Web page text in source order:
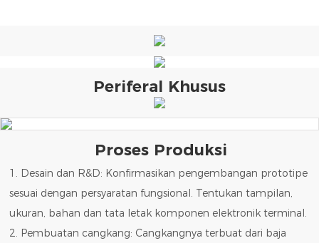
Periferal Khusus
Proses Produksi
1. Desain dan R&D: Konfirmasikan pengembangan prototipe
sesuai dengan persyaratan fungsional. Tentukan tampilan,
ukuran, bahan dan tata letak komponen elektronik terminal.
2. Pembuatan cangkang: Cangkangnya terbuat dari baja